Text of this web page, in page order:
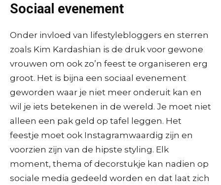
Sociaal evenement
Onder invloed van lifestylebloggers en sterren
zoals Kim Kardashian is de druk voor gewone
vrouwen om ook zo’n feest te organiseren erg
groot. Het is bijna een sociaal evenement
geworden waar je niet meer onderuit kan en
wil je iets betekenen in de wereld. Je moet niet
alleen een pak geld op tafel leggen. Het
feestje moet ook Instagramwaardig zijn en
voorzien zijn van de hipste styling. Elk
moment, thema of decorstukje kan nadien op
sociale media gedeeld worden en dat laat zich